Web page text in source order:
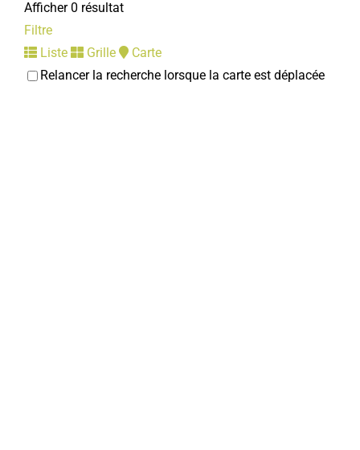
Afficher 0 résultat
Filtre
Liste
Grille
Carte
Relancer la recherche lorsque la carte est déplacée